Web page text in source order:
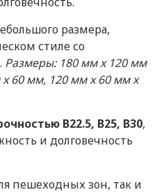
размера,
стиле со
Размеры: 180 мм x 120 мм
60 мм, 120 мм x 60 мм x
B22.5, B25, B30,
и долговечность
пешеходных зон, так и